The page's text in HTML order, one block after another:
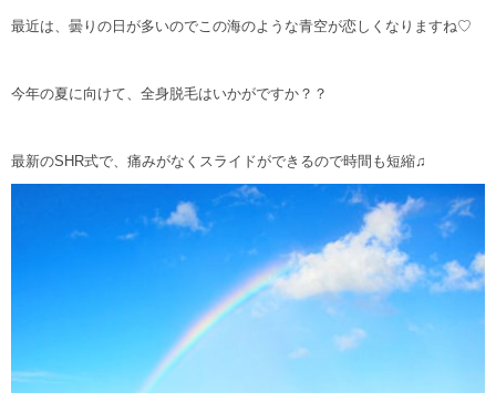
最近は、曇りの日が多いのでこの海のような青空が恋しくなりますね♡
今年の夏に向けて、全身脱毛はいかがですか？？
最新のSHR式で、痛みがなくスライドができるので時間も短縮♫